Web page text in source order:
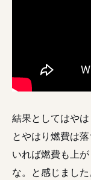
結果としてはや
とやはり燃費は
いれば燃費も上
な。と感じました